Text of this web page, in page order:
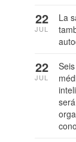
La
22
JUL
22
JUL